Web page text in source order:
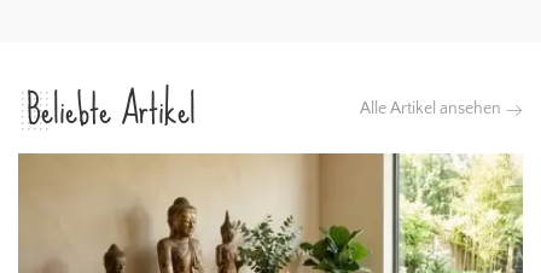
Beliebte Artikel Alle Artikel ansehen